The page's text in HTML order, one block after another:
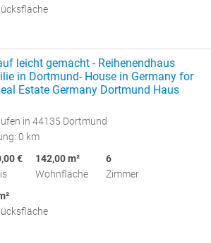
leicht gemacht - Reihenendhaus
in Dortmund- House in Germany for
Estate Germany Dortmund Haus
in 44135 Dortmund
0 km
€
142,00 m²
Wohnfläche
6
Zimmer